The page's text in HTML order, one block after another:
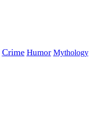
Crime Humor Mythology